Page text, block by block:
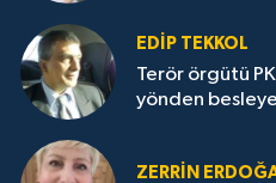
EDIP TEKKOL
Terör örgütü
yönden
ZERRIN